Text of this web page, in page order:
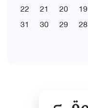
19
20
21
22
28
29
30
31